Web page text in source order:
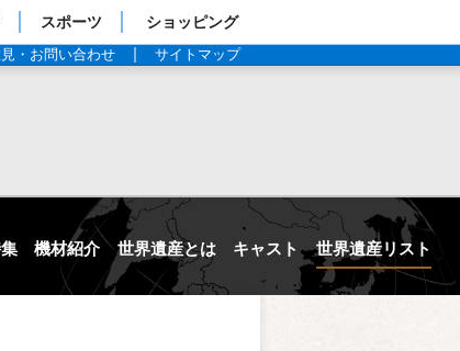
スポーツ ショッピング
・お問い合わせ サイトマップ
機材紹介 世界遺産とは キャスト 世界遺産リスト